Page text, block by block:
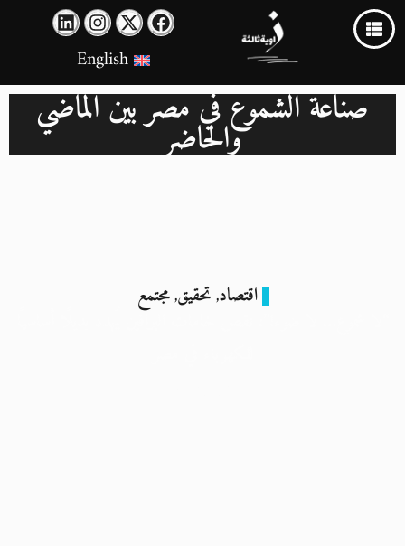
English
صناعة الشموع في مصر بين الماضي
والحاضر
اقتصاد,تحقيق,مجتمع